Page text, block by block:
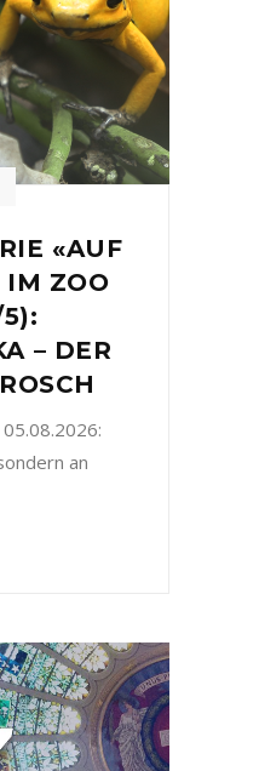
«AUF
IM ZOO
– DER
an